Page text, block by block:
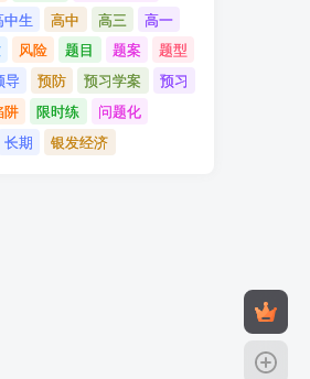
中生 高中 高三
高一
风险 题目 题案
题型
导 预防 预习学案
预习
阱 限时练
问题化
长期 银发经济